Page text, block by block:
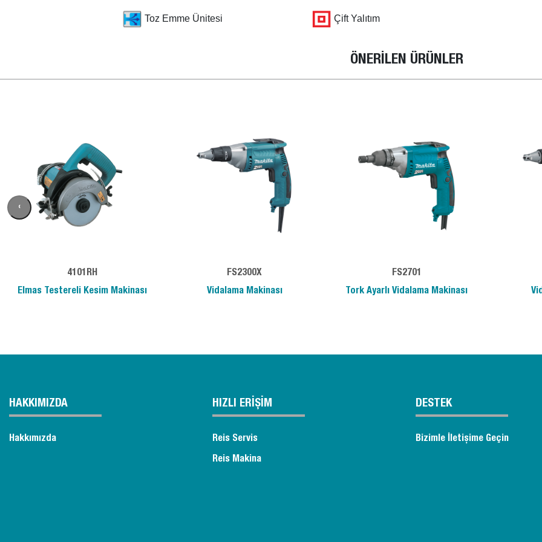
Toz Emme Ünitesi Çift Yalıtım
ÖNERİLEN ÜRÜNLER
4101RH
Elmas Testereli Kesim Makinası
FS2300X
Vidalama Makinası
FS2701
Tork Ayarlı Vidalama Makinası
‹
HAKKIMIZDA
Hakkımızda
HIZLI ERİŞİM
Reis Servis
Reis Makina
DESTEK
Bizimle İletişime Geçin